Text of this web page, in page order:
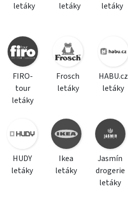
letáky
letáky
letáky
FIRO-
tour
letáky
Frosch
letáky
HABU.cz
letáky
HUDY
letáky
Ikea
letáky
Jasmín
drogerie
letáky